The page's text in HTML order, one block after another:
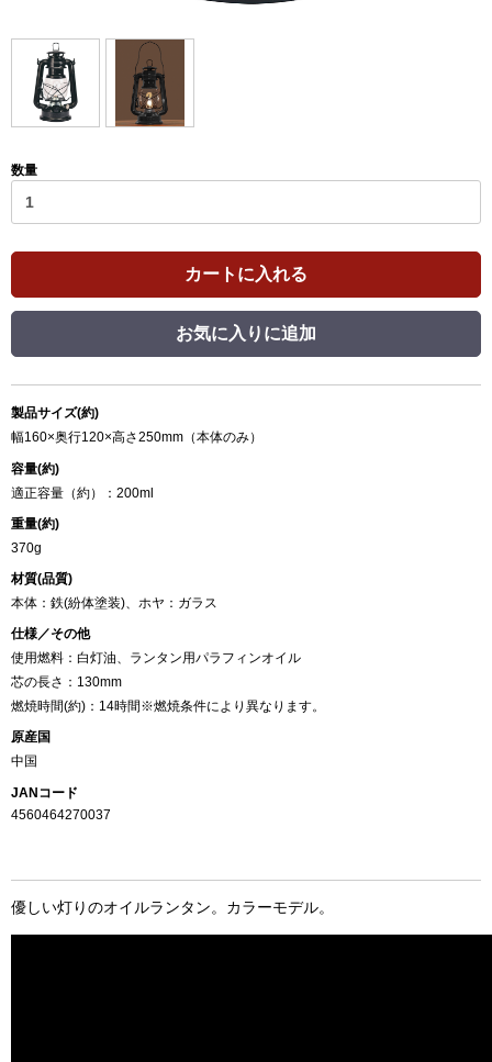
数量
カートに入れる
お気に入りに追加
製品サイズ(約)
幅160×奥行120×高さ250mm（本体のみ）
容量(約)
適正容量（約）：200ml
重量(約)
370g
材質(品質)
本体：鉄(紛体塗装)、ホヤ：ガラス
仕様／その他
使用燃料：白灯油、ランタン用パラフィンオイル
芯の長さ：130mm
燃焼時間(約)：14時間※燃焼条件により異なります。
原産国
中国
JANコード
4560464270037
優しい灯りのオイルランタン。カラーモデル。